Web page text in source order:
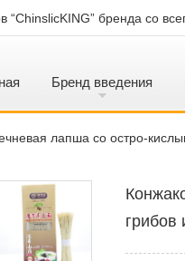
“ChinslicKING” бренда со
Бренд введения
лапша со остро-
грибов